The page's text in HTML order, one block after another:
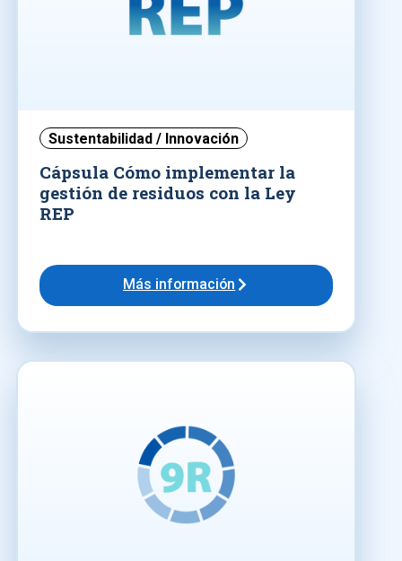
Sustentabilidad / Innovación
Cápsula Cómo implementar la
gestión de residuos con la Ley
REP
Más información